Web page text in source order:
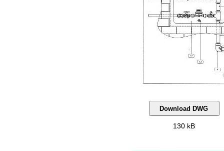
130 kB